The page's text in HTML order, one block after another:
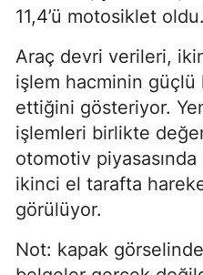
11,4’ü motosiklet oldu.
Araç devri verileri,
işlem hacminin güçlü
ettiğini gösteriyor.
işlemleri birlikte
otomotiv piyasasında
ikinci el tarafta
görülüyor.
Not: kapak